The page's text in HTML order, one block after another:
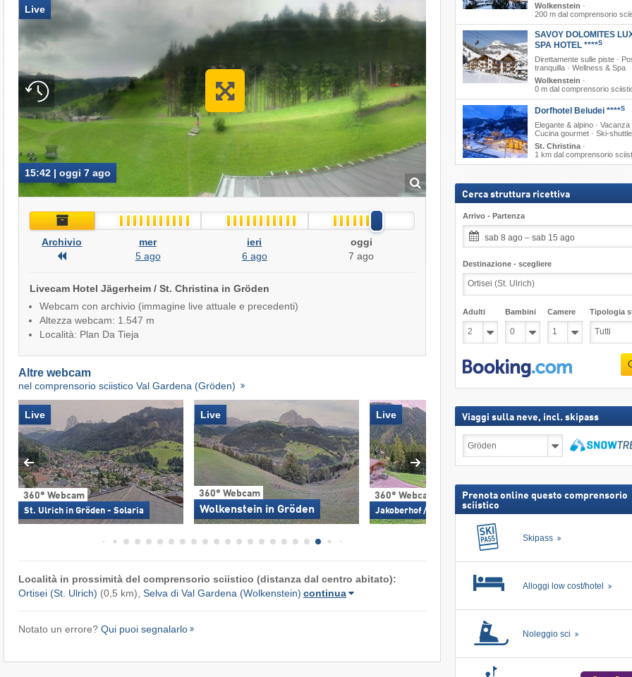
Live
15:42 | oggi 7 ago
Archivio
Archivio
Archivio
mer
5 ago
ieri
6 ago
oggi
7 ago
Livecam Hotel Jägerheim / St. Christina in Gröden
Webcam con archivio (immagine live attuale e precedenti)
Altezza webcam: 1.547 m
Località: Plan Da Tieja
Altre webcam
nel comprensorio sciistico Val Gardena (Gröden)
360° Webcam
St. Ulrich in Gröden - Solaria
Live
360° Webcam
Wolkenstein in Gröden
Live
360° Webcam
Jakoberhof / St. Ulrich in Gröden
Live
360° Webcam
Località in prossimità del comprensorio sciistico (distanza dal centro abitato):
Ortisei (St. Ulrich) (0,5 km), Selva di Val Gardena (Wolkenstein) continua
Notato un errore? Qui puoi segnalarlo
Wolkenstein ·
200 m dal comprensorio
SAVOY DOLOMITES
SPA HOTEL ****S
Direttamente sulle piste ·
tranquilla · Wellness & Spa
Wolkenstein ·
0 m dal comprensorio
Dorfhotel Beludei ****S
Elegante & alpino · Vacanza
Cucina gourmet · Ski-
St. Christina·
1 km dal comprensorio
Cerca struttura ricettiva
Arrivo - Partenza
sab 8 ago – sab 15 ago
Destinazione - scegliere
Adulti Bambini Camere Tipologia
Viaggi sulla neve, incl. skipass
sulla
Prenota online questo comprensorio
sciistico
Skipass
Alloggi low cost/hotel
Noleggio sci